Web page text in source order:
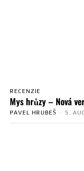
RECENZIE
Mys hrůzy – Nová
PAVEL HRUBEŠ - 5.